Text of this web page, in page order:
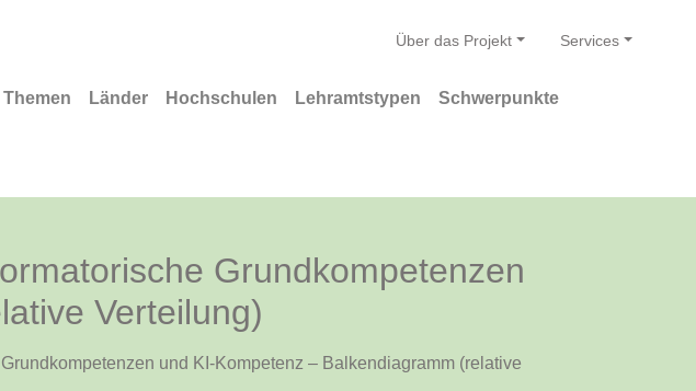
Themen Länder Hochschulen Lehramtstypen Schwerpunkte
Über das Projekt Services
Grundkompetenzen
Verteilung)
und KI-Kompetenz – Balkendiagramm (relative